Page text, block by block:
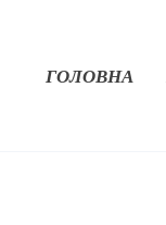
ГОЛОВНА